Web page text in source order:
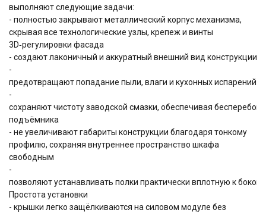
выполняют следующие задачи:
- полностью закрывают металлический корпус механизма,
скрывая все технологические узлы, крепеж и винты
3D‑регулировки фасада
- создают лаконичный и аккуратный внешний вид конструкции
-
предотвращают попадание пыли, влаги и кухонных испарений
-
сохраняют чистоту заводской смазки, обеспечивая
подъёмника
- не увеличивают габариты конструкции благодаря тонкому
профилю, сохраняя внутреннее пространство шкафа
свободным
-
позволяют устанавливать полки практически вплотную к
Простота установки
- крышки легко защёлкиваются на силовом модуле без